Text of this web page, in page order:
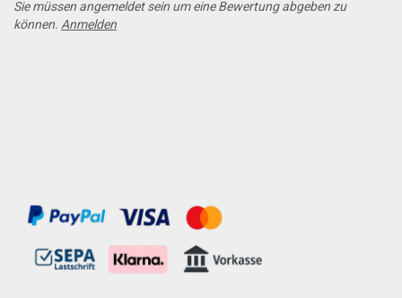
Sie müssen angemeldet sein um eine Bewertung abgeben zu
können. Anmelden